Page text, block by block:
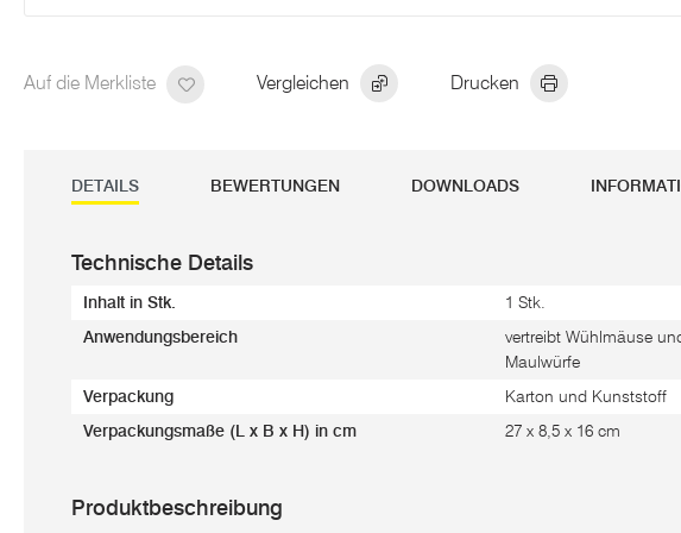
Auf die Merkliste Vergleichen Drucken
DETAILS BEWERTUNGEN DOWNLOADS
Technische Details
Inhalt in Stk. 1 Stk.
Anwendungsbereich
vertreibt Wühlmäuse
Maulwürfe
Verpackung Karton und Kunststoff
Verpackungsmaße (L x B x H) in cm 27 x 8,5 x 16 cm
Produktbeschreibung